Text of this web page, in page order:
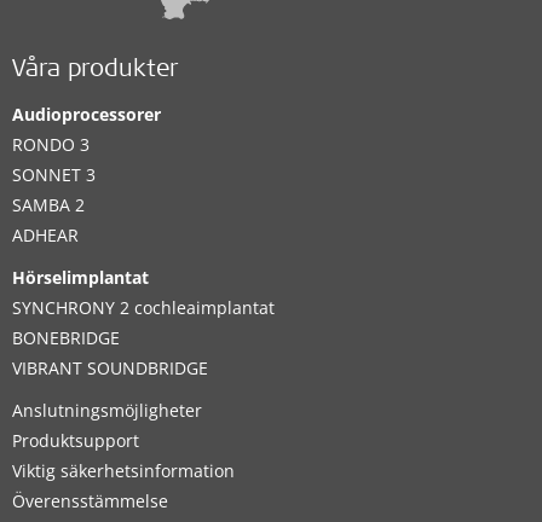
Våra produkter
Audioprocessorer
RONDO 3
SONNET 3
SAMBA 2
ADHEAR
Hörselimplantat
SYNCHRONY 2 cochleaimplantat
BONEBRIDGE
VIBRANT SOUNDBRIDGE
Anslutningsmöjligheter
Produktsupport
Viktig säkerhetsinformation
Överensstämmelse